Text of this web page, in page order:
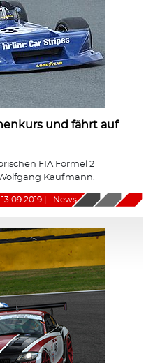
und fährt auf
FIA Formel 2
Kaufmann.
13.09.2019 News